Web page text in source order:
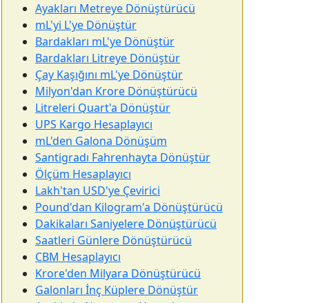
Ayakları Metreye Dönüştürücü
mL'yi L'ye Dönüştür
Bardakları mL'ye Dönüştür
Bardakları Litreye Dönüştür
Çay Kaşığını mL'ye Dönüştür
Milyon'dan Krore Dönüştürücü
Litreleri Quart'a Dönüştür
UPS Kargo Hesaplayıcı
mL'den Galona Dönüşüm
Santigradı Fahrenhayta Dönüştür
Ölçüm Hesaplayıcı
Lakh'tan USD'ye Çevirici
Pound'dan Kilogram'a Dönüştürücü
Dakikaları Saniyelere Dönüştürücü
Saatleri Günlere Dönüştürücü
CBM Hesaplayıcı
Krore'den Milyara Dönüştürücü
Galonları İnç Küplere Dönüştür